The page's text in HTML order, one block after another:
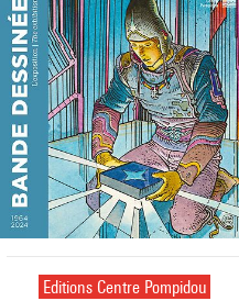
Editions Centre Pompidou